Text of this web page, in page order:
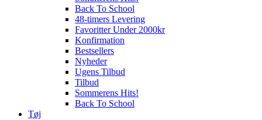
Back To School
48-timers Levering
Favoritter Under 2000kr
Konfirmation
Bestsellers
Nyheder
Ugens Tilbud
Tilbud
Sommerens Hits!
Back To School
Tøj